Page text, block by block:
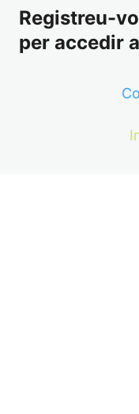
Registreu-
per accedir